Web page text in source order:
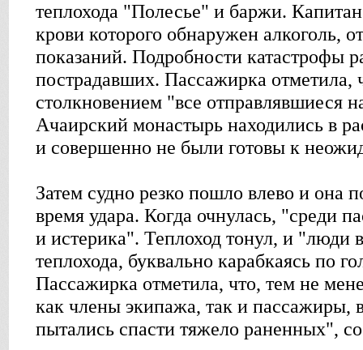
теплохода "Полесье" и баржи.
крови которого обнаружен алкоголь,
показаний. Подробности катастрофы
пострадавших. Пассажирка отметила,
столкновением "все отправлявшиеся
Ачаирский монастырь находились в
и совершенно не были готовы к
Затем судно резко пошло влево и она
время удара. Когда очнулась, "среди
и истерика". Теплоход тонул, и "люди
теплохода, буквально карабкаясь по
Пассажирка отметила, что, тем не
как члены экипажа, так и пассажиры,
пытались спасти тяжело раненных",